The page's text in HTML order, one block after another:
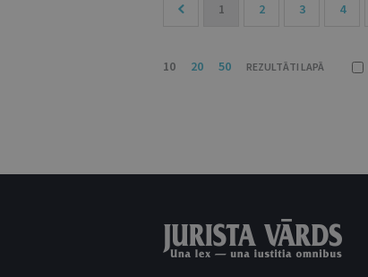
1 2 3 4
10 20 50 REZULTĀTI LAPĀ